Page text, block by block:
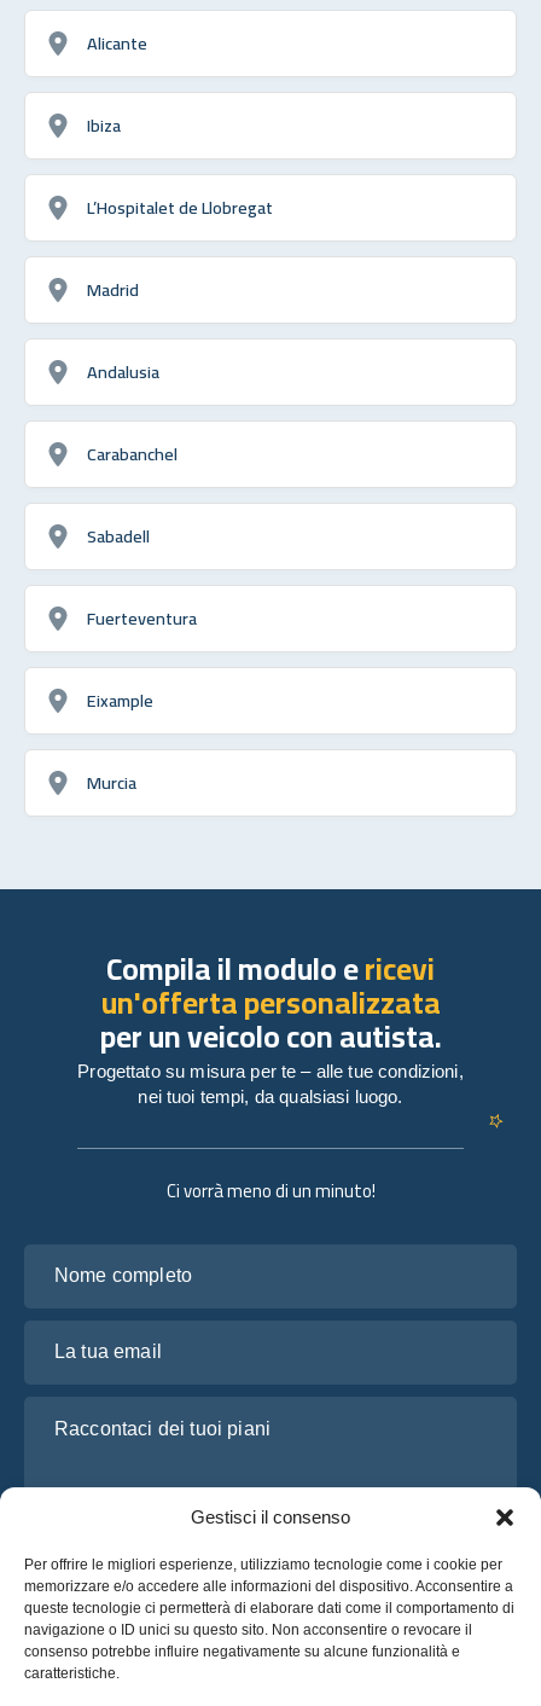
Gestisci il consenso
Per offrire le migliori esperienze, utilizziamo tecnologie come i cookie per
memorizzare e/o accedere alle informazioni del dispositivo. Acconsentire a
queste tecnologie ci permetterà di elaborare dati come il comportamento di
navigazione o ID unici su questo sito. Non acconsentire o revocare il
consenso potrebbe influire negativamente su alcune funzionalità e
caratteristiche.
Alicante
Ibiza
L’Hospitalet de Llobregat
Madrid
Andalusia
Carabanchel
Sabadell
Fuerteventura
Eixample
Murcia
Ci vorrà meno di un minuto!
Ho letto e accetto l’Informativa sulla privacydi OsaBus
Compila il modulo ericevi
un'offerta personalizzata
per un veicolo con autista.
Progettato su misura per te – alle tue condizioni,
nei tuoi tempi, da qualsiasi luogo.